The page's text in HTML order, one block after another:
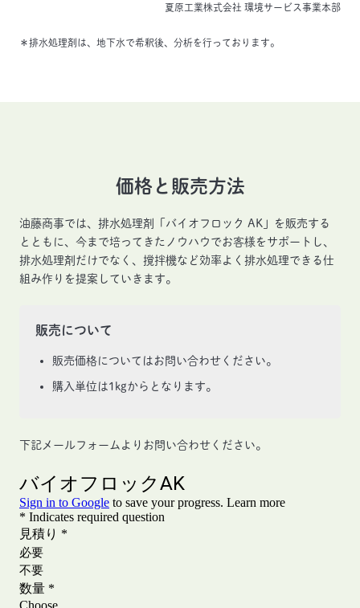
夏原工業株式会社 環境サービス事業本部
＊排水処理剤は、地下水で希釈後、分析を行っております。
価格と販売方法
油藤商事では、排水処理剤「バイオフロック AK」を販売する
とともに、今まで培ってきたノウハウでお客様をサポートし、
排水処理剤だけでなく、撹拌機など効率よく排水処理できる仕
組み作りを提案していきます。
販売について
販売価格についてはお問い合わせください。
購入単位は1kgからとなります。
下記メールフォームよりお問い合わせください。